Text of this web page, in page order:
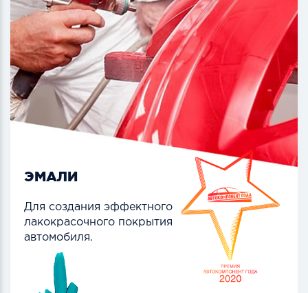
ЭМАЛИ
Для создания эффектного
лакокрасочного покрытия
автомобиля.